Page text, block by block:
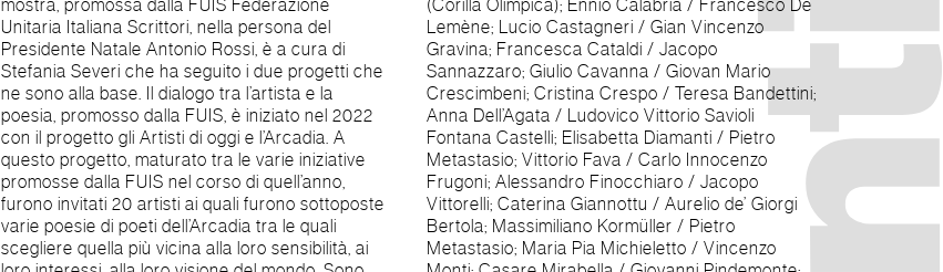
mostra, promossa dalla FUIS Federazione
Unitaria Italiana Scrittori, nella persona del
Presidente Natale Antonio Rossi, è a cura di
Stefania Severi che ha seguito i due progetti che
ne sono alla base. Il dialogo tra l’artista e la
poesia, promosso dalla FUIS, è iniziato nel 2022
con il progetto gli Artisti di oggi e l’Arcadia. A
questo progetto, maturato tra le varie iniziative
promosse dalla FUIS nel corso di quell’anno,
furono invitati 20 artisti ai quali furono sottoposte
varie poesie di poeti dell’Arcadia tra le quali
scegliere quella più vicina alla loro sensibilità, ai
(Corilla Olimpica); Ennio Calabria / Francesco De
Lemène; Lucio Castagneri / Gian Vincenzo
Gravina; Francesca Cataldi / Jacopo
Sannazzaro; Giulio Cavanna / Giovan Mario
Crescimbeni; Cristina Crespo / Teresa Bandettini;
Anna Dell’Agata / Ludovico Vittorio Savioli
Fontana Castelli; Elisabetta Diamanti / Pietro
Metastasio; Vittorio Fava / Carlo Innocenzo
Frugoni; Alessandro Finocchiaro / Jacopo
Vittorelli; Caterina Giannottu / Aurelio de’ Giorgi
Bertola; Massimiliano Kormüller / Pietro
Metastasio; Maria Pia Michieletto / Vincenzo